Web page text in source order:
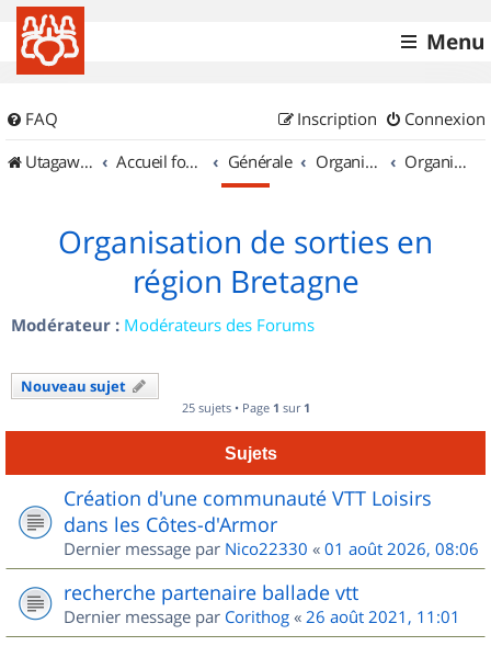
Menu
FAQ Connexion
Inscription
UtagawaVTT (Randos VTT et VTTAE avec traces GPS)
Accueil forum Générale Organisation de sorties & Recherche de partenaires Organisation de sorties en région Bretagne
Organisation de sorties en
région Bretagne
Modérateur : Modérateurs des Forums
Nouveau sujet
25 sujets • Page 1 sur 1
Sujets
Création d'une communauté VTT Loisirs
dans les Côtes-d'Armor
Dernier message par Nico22330 « 01 août 2026, 08:06
recherche partenaire ballade vtt
Dernier message par Corithog « 26 août 2021, 11:01